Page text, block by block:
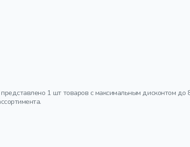
1 шт товаров с максимальным дисконтом